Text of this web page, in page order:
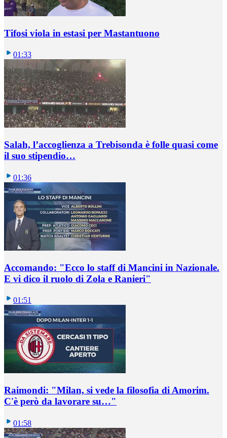
Tifosi viola in estasi per Mastantuono
01:33
Salah, l’accoglienza a Trebisonda è folle quasi come
il suo stipendio…
01:36
Accomando: "Ecco lo staff di Mancini in Nazionale.
E vi dico il ruolo di Zola e Ranieri"
01:51
Raimondi: "Milan, si vede la filosofia di Amorim.
C'è però da lavorare su…"
01:58